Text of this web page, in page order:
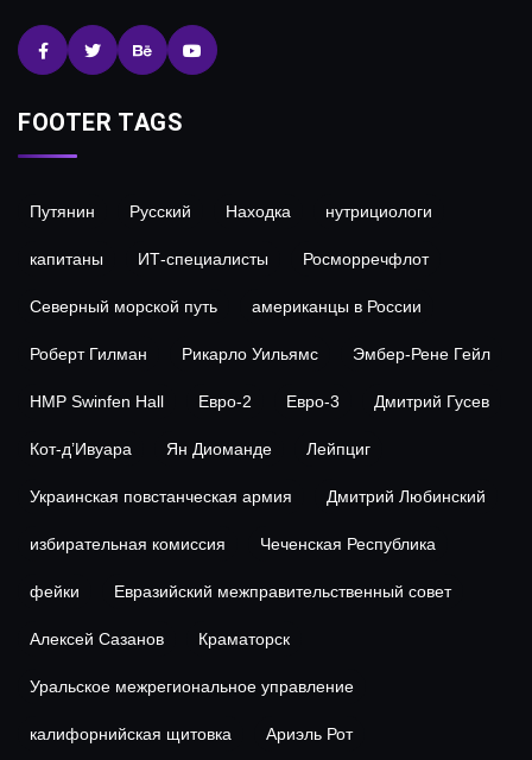
FOOTER TAGS
Путянин Русский Находка нутрициологи
капитаны ИТ-специалисты Росморречфлот
Северный морской путь американцы в России
Роберт Гилман Рикарло Уильямс Эмбер-Рене Гейл
HMP Swinfen Hall Евро-2 Евро-3 Дмитрий Гусев
Кот-д’Ивуара Ян Диоманде Лейпциг
Украинская повстанческая армия Дмитрий Любинский
избирательная комиссия Чеченская Республика
фейки Евразийский межправительственный совет
Алексей Сазанов Краматорск
Уральское межрегиональное управление
калифорнийская щитовка Ариэль Рот